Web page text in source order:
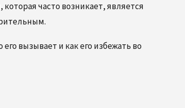
часто возникает, является
его вызывает и как его избежать во